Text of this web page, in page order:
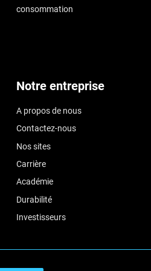
consommation
Notre entreprise
A propos de nous
Contactez-nous
Nos sites
Carrière
Académie
Durabilité
Investisseurs